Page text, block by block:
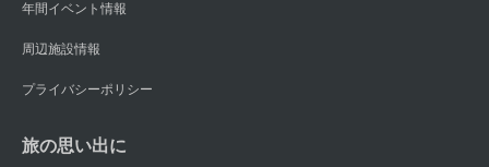
年間イベント情報
周辺施設情報
プライバシーポリシー
旅の思い出に